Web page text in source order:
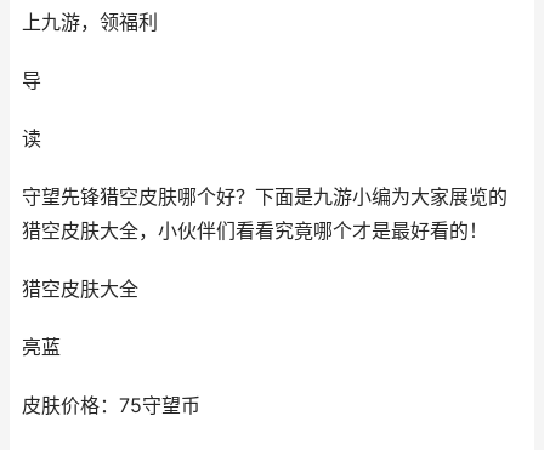
上九游，领福利
导
读
守望先锋猎空皮肤哪个好？下面是九游小编为大家展览的
猎空皮肤大全，小伙伴们看看究竟哪个才是最好看的！
猎空皮肤大全
亮蓝
皮肤价格：75守望币